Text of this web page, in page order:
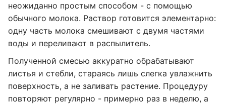
неожиданно простым способом - с помощью
обычного молока. Раствор готовится элементарно:
одну часть молока смешивают с двумя частями
воды и переливают в распылитель.
Полученной смесью аккуратно обрабатывают
листья и стебли, стараясь лишь слегка увлажнить
поверхность, а не заливать растение. Процедуру
повторяют регулярно - примерно раз в неделю, а